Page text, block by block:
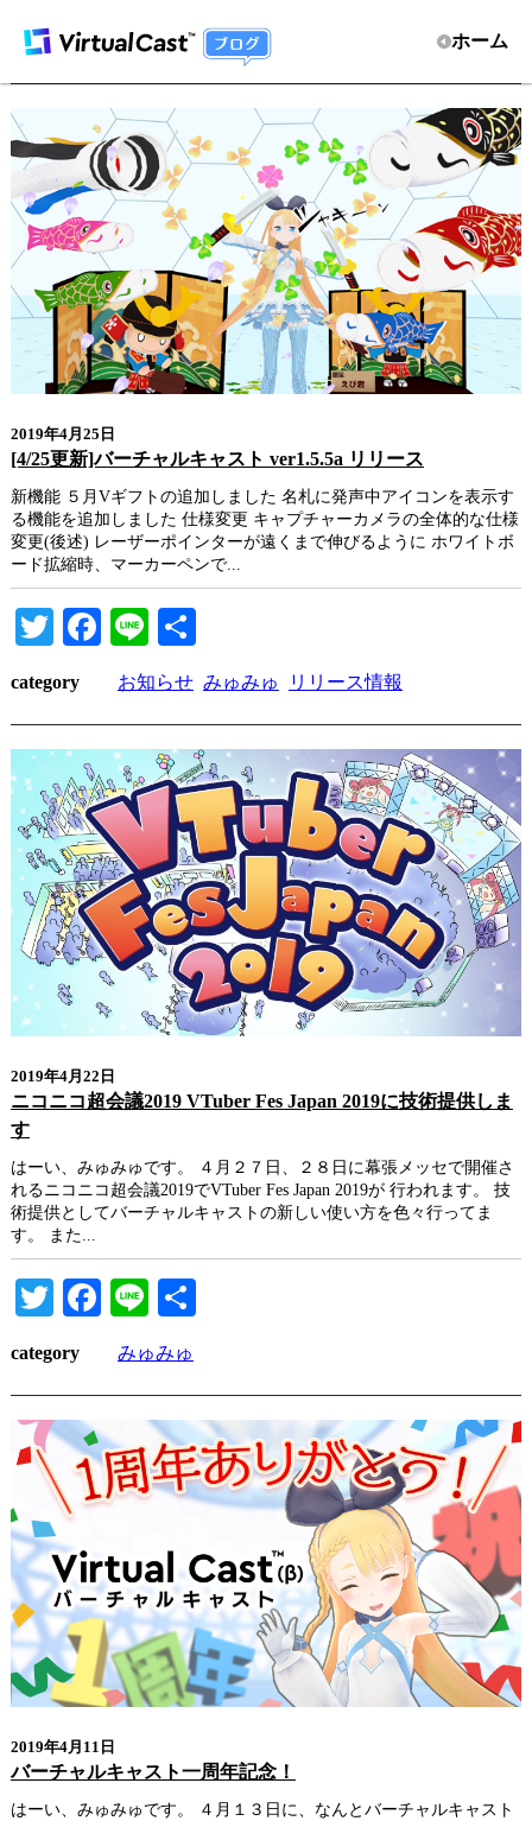
ホーム
2019年4月25日
[4/25更新]バーチャルキャスト ver1.5.5a リリース
新機能 ５月Vギフトの追加しました 名札に発声中アイコンを表示す
る機能を追加しました 仕様変更 キャプチャーカメラの全体的な仕様
変更(後述) レーザーポインターが遠くまで伸びるように ホワイトボ
ード拡縮時、マーカーペンで...
TwitterFacebook
Line
有
category お知らせ みゅみゅ リリース情報
2019年4月22日
ニコニコ超会議2019 VTuber Fes Japan 2019に技術提供しま
す
はーい、みゅみゅです。 ４月２７日、２８日に幕張メッセで開催さ
れるニコニコ超会議2019でVTuber Fes Japan 2019が 行われます。 技
術提供としてバーチャルキャストの新しい使い方を色々行ってま
す。 また...
TwitterFacebook
Line
category みゅみゅ
2019年4月11日
バーチャルキャスト一周年記念！
はーい、みゅみゅです。 ４月１３日に、なんとバーチャルキャスト